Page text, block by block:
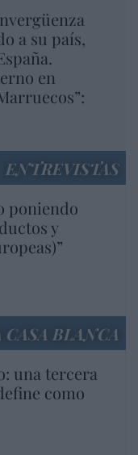
a su país,
en
ENTREVISTAS
poniendo
y
CASA BLANCA
una tercera
como